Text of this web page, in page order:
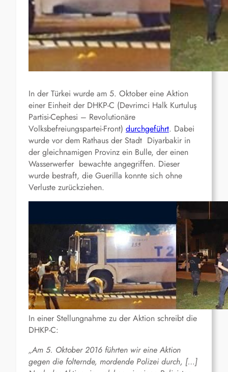
In der Türkei wurde am 5. Oktober eine Aktion
einer Einheit der DHKP-C (Devrimci Halk Kurtuluş
Partisi-Cephesi – Revolutionäre
Volksbefreiungspartei-Front) durchgeführt. Dabei
wurde vor dem Rathaus der Stadt Diyarbakir in
der gleichnamigen Provinz ein Bulle, der einen
Wasserwerfer bewachte angegriffen. Dieser
wurde bestraft, die Guerilla konnte sich ohne
Verluste zurückziehen.
In einer Stellungnahme zu der Aktion schreibt die
DHKP-C:
„Am 5. Oktober 2016 führten wir eine Aktion
gegen die folternde, mordende Polizei durch, […]